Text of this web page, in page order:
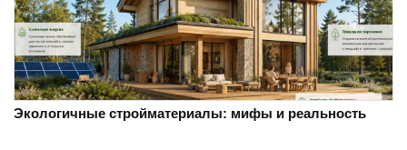
Экологичные стройматериалы: мифы и реальность